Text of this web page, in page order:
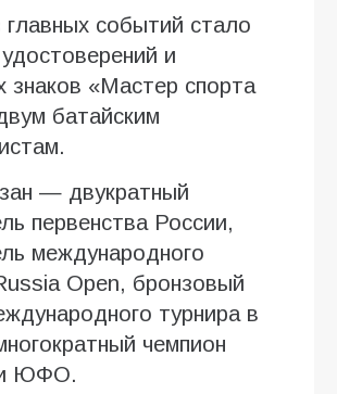
событий стало
и
знаков «Мастер спорта
батайским
— двукратный
первенства России,
международного
Open, бронзовый
турнира в
чемпион
и ЮФО.